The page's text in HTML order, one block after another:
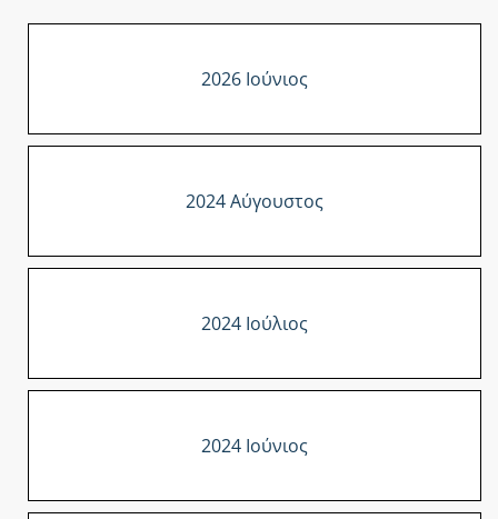
2026 Ιούνιος
2024 Αύγουστος
2024 Ιούλιος
2024 Ιούνιος